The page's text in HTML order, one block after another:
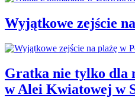
Wyjątkowe zejście
Gratka nie tylko dla
w Alei Kwiatowej w